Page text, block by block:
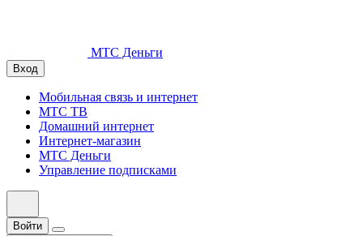
МТС Деньги
Вход
Мобильная связь и интернет
МТС ТВ
Домашний интернет
Интернет-магазин
МТС Деньги
Управление подписками
Войти